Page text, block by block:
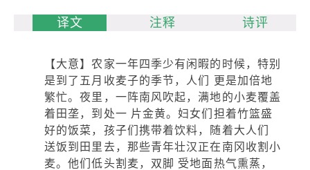
译文 注释 诗评
【大意】农家一年四季少有闲暇的时候，特别
是到了五月收麦子的季节，人们 更是加倍地
繁忙。夜里，一阵南风吹起，满地的小麦覆盖
着田垄，到处一 片金黄。妇女们担着竹篮盛
好的饭菜，孩子们携带着饮料，随着大人们
送饭到田里去，那些青年壮汉正在南冈收割小
麦。他们低头割麦，双脚 受地面热气熏蒸，